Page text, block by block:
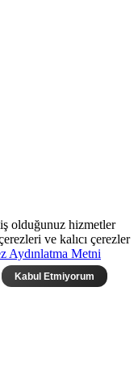
olduğunuz hizmetler
ve kalıcı çerezler
Aydınlatma Metni
Kabul Etmiyorum